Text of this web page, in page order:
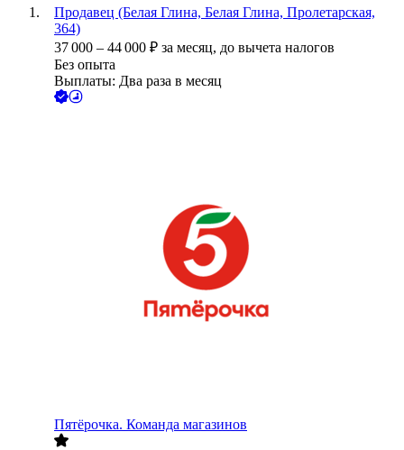
Продавец (Белая Глина, Белая Глина, Пролетарская,
364)
37 000 – 44 000 ₽ за месяц, до вычета налогов
Без опыта
Выплаты: Два раза в месяц
Пятёрочка. Команда магазинов